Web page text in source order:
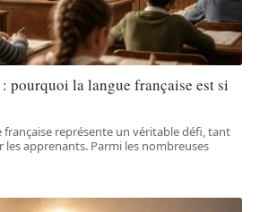
pourquoi la langue française est si
française représente un véritable défi, tant
apprenants. Parmi les nombreuses